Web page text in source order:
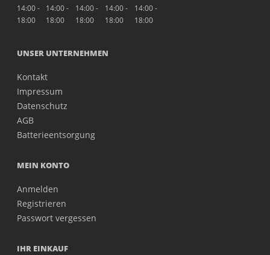
14:00 -
18:00
14:00 -
18:00
14:00 -
18:00
14:00 -
18:00
14:00 -
18:00
UNSER UNTERNEHMEN
Kontakt
Impressum
Datenschutz
AGB
Batterieentsorgung
MEIN KONTO
Anmelden
Registrieren
Passwort vergessen
IHR EINKAUF